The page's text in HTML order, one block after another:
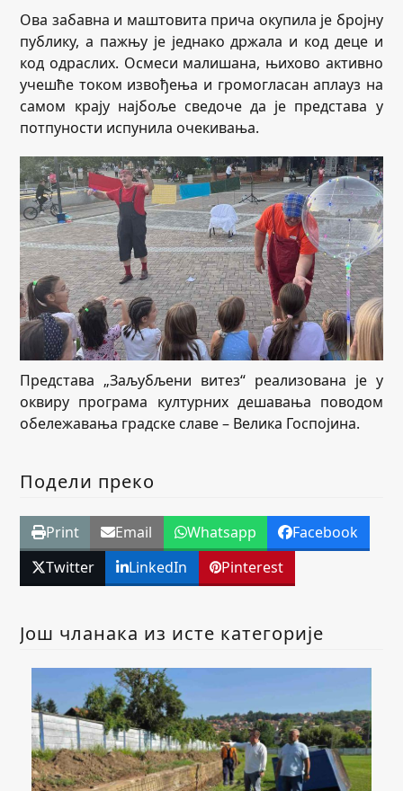
Ова забавна и маштовита прича окупила је бројну
публику, а пажњу је једнако држала и код деце и
код одраслих. Осмеси малишана, њихово активно
учешће током извођења и громогласан аплауз на
самом крају најбоље сведоче да је представа у
потпуности испунила очекивања.
Представа „Заљубљени витез“ реализована је у
оквиру програма културних дешавања поводом
обележавања градске славе – Велика Госпојина.
Подели преко
Print Email Whatsapp
Facebook
Twitter
LinkedIn Pinterest
Још чланака из исте категорије